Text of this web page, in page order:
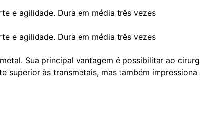
e agilidade. Dura em média três vezes
e agilidade. Dura em média três vezes
Sua principal vantagem é possibilitar ao
superior às transmetais, mas também